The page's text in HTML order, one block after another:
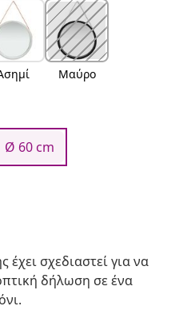
Μαύρο
Ø 60 cm
σχεδιαστεί για να
δήλωση σε ένα